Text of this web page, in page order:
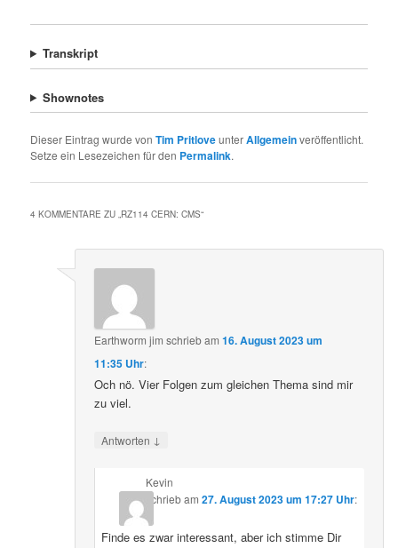
Transkript
Shownotes
Dieser Eintrag wurde vonTim PritloveunterAllgemeinveröffentlicht.
Setze ein Lesezeichen für den Permalink.
4 KOMMENTARE ZU „ RZ114 CERN: CMS“
Earthworm jim schriebam16. August 2023 um
11:35 Uhr:
Och nö. Vier Folgen zum gleichen Thema sind mir
zu viel.
Antworten ↓
Kevin
schriebam 27. August 2023 um 17:27 Uhr:
Finde es zwar interessant, aber ich stimme Dir